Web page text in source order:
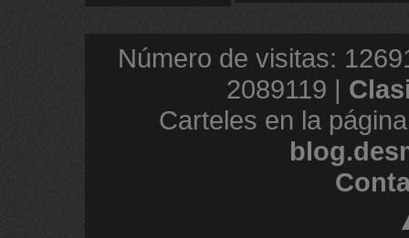
Número de visitas:
2089119 |
Carteles en la